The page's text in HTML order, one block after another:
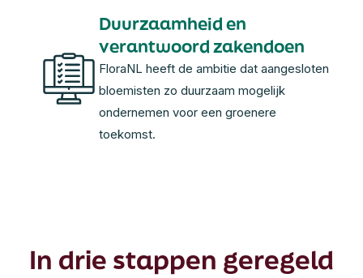
Duurzaamheid en
verantwoord zakendoen
FloraNL heeft de ambitie dat aangesloten
bloemisten zo duurzaam mogelijk
ondernemen voor een groenere
toekomst.
In drie stappen geregeld